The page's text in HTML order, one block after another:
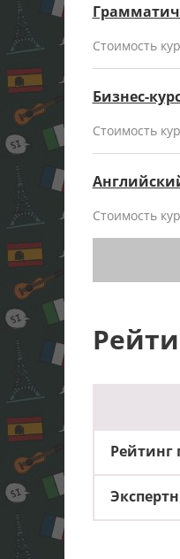
Стоимость
Бизнес-
Стоимость
Стоимость
Рейтинг